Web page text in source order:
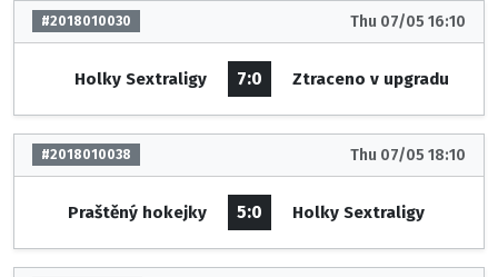
#2018010030 Thu 07/05 16:10
Holky Sextraligy 7:0 Ztraceno v upgradu
#2018010038 Thu 07/05 18:10
Praštěný hokejky 5:0 Holky Sextraligy